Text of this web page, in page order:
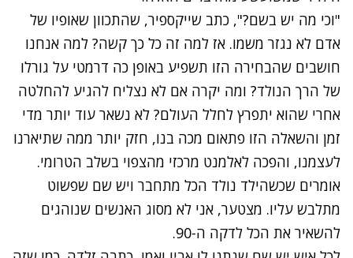
"וכי מה יש בשם?", כתב שייקספיר, שהתכוון שאופיו של
אדם לא נגזר משמו. אז למה זה כל כך קשה? למה אנחנו
חושבים שהבחירה הזו תשפיע באופן כה דרמטי על גורלו
של הרך הנולד? ומה יקרה אם לא נצליח להגיע להחלטה
אחרי שהוא יתפרץ לחלל העולם? לא נשאר עוד יותר מדי
זמן והשאלה הזו פתאום מכה בנו, חזק יותר ממה שתיארנו
לעצמנו, והפכה לאלמנט מרכזי מהצפוי בשלב הטרומי.
אומרים שכשהילד נולד הכל מתחבר ויש שם שפשוט
מתלבש עליו. מצטער, אני לא מסוג האנשים שנוהגים
להשאיר את הכל לדקה ה-90.